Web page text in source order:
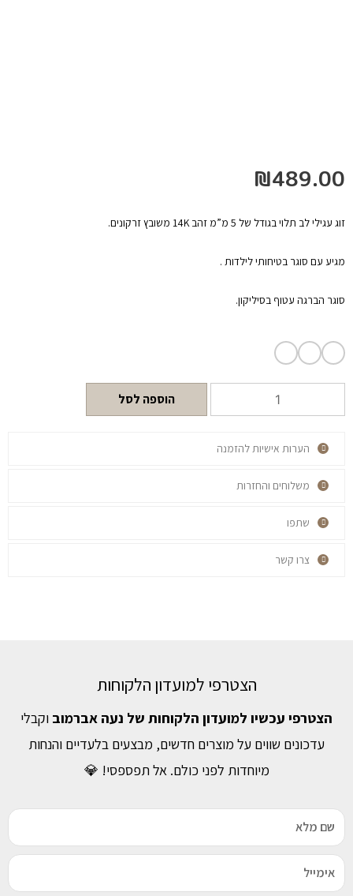
₪489.00
זוג עגילי לב תלוי בגודל של 5 מ”מ זהב 14K משובץ זרקונים.
מגיע עם סוגר בטיחותי לילדות .
סוגר הברגה עטוף בסיליקון.
הוספה לסל
הערות אישיות להזמנה
משלוחים והחזרות
שתפו
צרו קשר
הצטרפי למועדון הלקוחות
הצטרפי עכשיו למועדון הלקוחות של נעה אברמוב וקבלי
עדכונים שווים על מוצרים חדשים, מבצעים בלעדיים והנחות
מיוחדות לפני כולם. אל תפספסי! 💎